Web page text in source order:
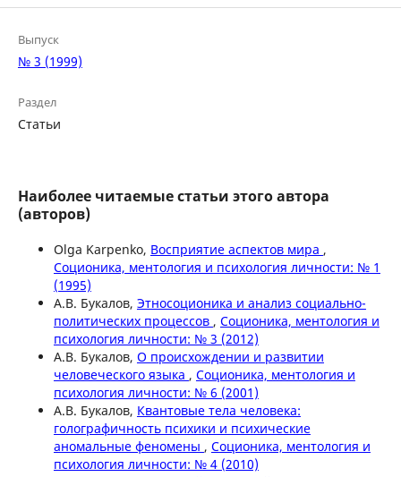
Выпуск
№ 3 (1999)
Раздел
Статьи
Наиболее читаемые статьи этого автора
(авторов)
Olga Karpenko, Восприятие аспектов мира ,
Соционика, ментология и психология личности: № 1
(1995)
А.В. Букалов, Этносоционика и анализ социально-
политических процессов , Соционика, ментология и
психология личности: № 3 (2012)
А.В. Букалов, О происхождении и развитии
человеческого языка , Соционика, ментология и
психология личности: № 6 (2001)
А.В. Букалов, Квантовые тела человека:
голографичность психики и психические
аномальные феномены , Соционика, ментология и
психология личности: № 4 (2010)